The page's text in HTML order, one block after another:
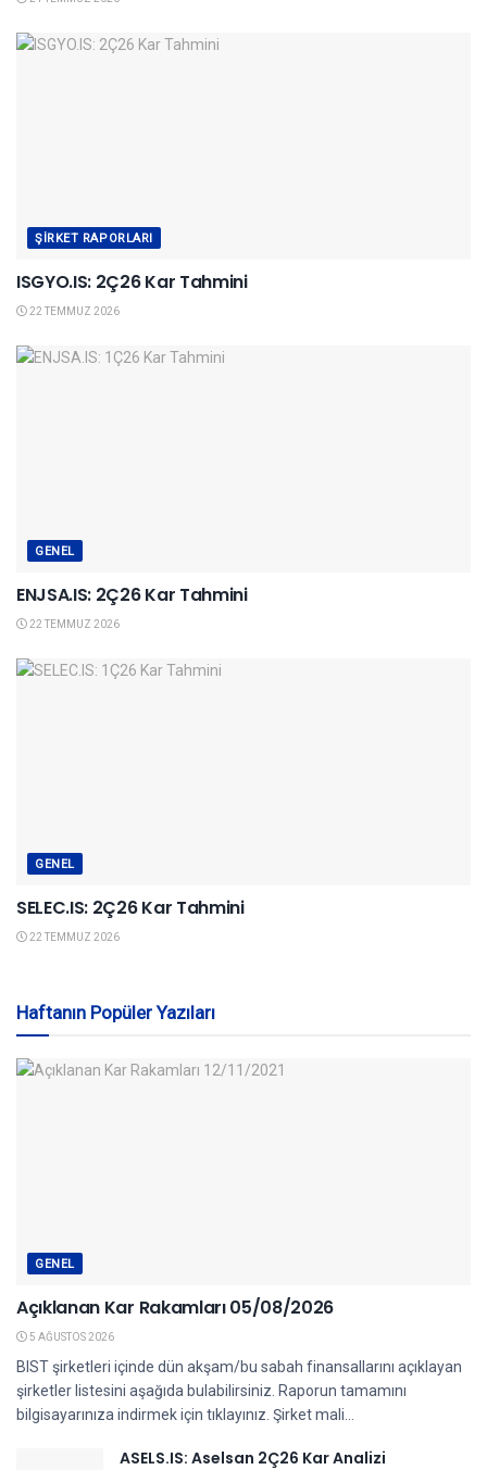
ŞIRKET RAPORLARI
ISGYO.IS: 2Ç26 Kar Tahmini
22 TEMMUZ 2026
GENEL
ENJSA.IS: 2Ç26 Kar Tahmini
22 TEMMUZ 2026
GENEL
SELEC.IS: 2Ç26 Kar Tahmini
22 TEMMUZ 2026
Haftanın Popüler Yazıları
GENEL
Açıklanan Kar Rakamları 05/08/2026
5 AĞUSTOS 2026
BIST şirketleri içinde dün akşam/bu sabah finansallarını açıklayan
şirketler listesini aşağıda bulabilirsiniz. Raporun tamamını
bilgisayarınıza indirmek için tıklayınız. Şirket mali...
ASELS.IS: Aselsan 2Ç26 Kar Analizi